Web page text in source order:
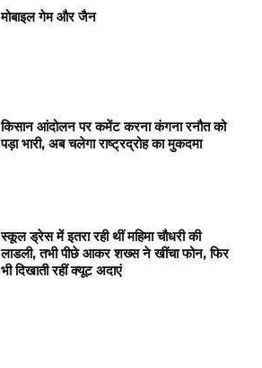
मोबाइल गेम और जैन
किसान आंदोलन पर कमेंट करना कंगना रनौत को
पड़ा भारी, अब चलेगा राष्ट्रद्रोह का मुकदमा
स्कूल ड्रेस में इतरा रही थीं महिमा चौधरी की
लाडली, तभी पीछे आकर शख्स ने खींचा फोन, फिर
भी दिखाती रहीं क्यूट अदाएं